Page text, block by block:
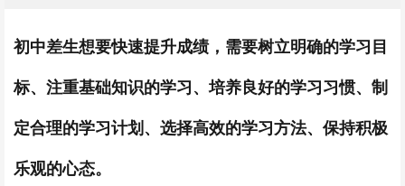
初中差生想要快速提升成绩，需要树立明确的学习目
标、注重基础知识的学习、培养良好的学习习惯、制
定合理的学习计划、选择高效的学习方法、保持积极
乐观的心态。